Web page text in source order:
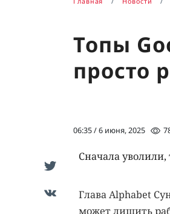
Топы
просто
06:35 / 6 июня, 2025
Сначала
Глава Alphabet
может лишить